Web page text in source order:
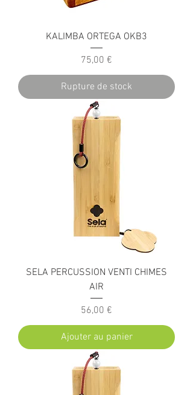
KALIMBA ORTEGA OKB3
Prix
75,00 €
Rupture de stock
SELA PERCUSSION VENTI CHIMES
AIR
Prix
56,00 €
Ajouter au panier